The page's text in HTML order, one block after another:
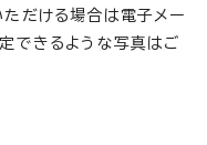
だける場合は電子メー
できるような写真はご